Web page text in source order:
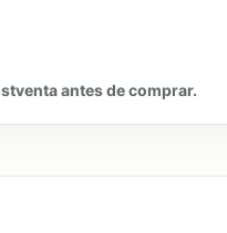
antes de comprar.